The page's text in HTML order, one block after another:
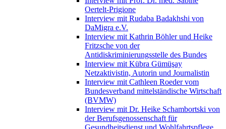
Oertelt-Prigione
Interview mit Rudaba Badakhshi von
DaMigra e.V.
Interview mit Kathrin Böhler und Heike
Fritzsche von der
Antidiskriminierungsstelle des Bundes
Interview mit Kübra Gümüşay
Netzaktivistin, Autorin und Journalistin
Interview mit Cathleen Roeder vom
Bundesverband mittelständische Wirtschaft
(BVMW)
Interview mit Dr. Heike Schambortski von
der Berufsgenossenschaft für
Gesundheitsdienst und Wohlfahrtspflege